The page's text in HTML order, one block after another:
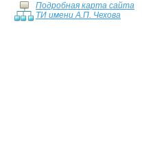
Подробная карта сайта
ТИ имени А.П. Чехова